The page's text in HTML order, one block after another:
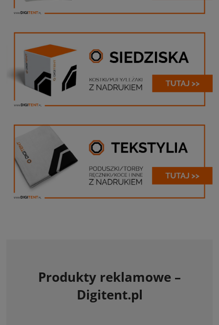
Produkty reklamowe –
Digitent.pl